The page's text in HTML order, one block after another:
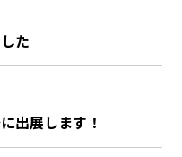
た
出展します！